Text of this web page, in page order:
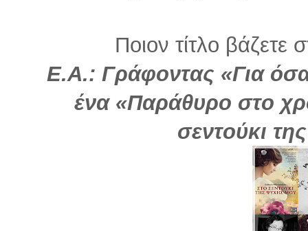
Ποιον τίτλο βάζετε
Ε.Α.: Γράφοντας «Για
ένα «Παράθυρο στο
σεντούκι